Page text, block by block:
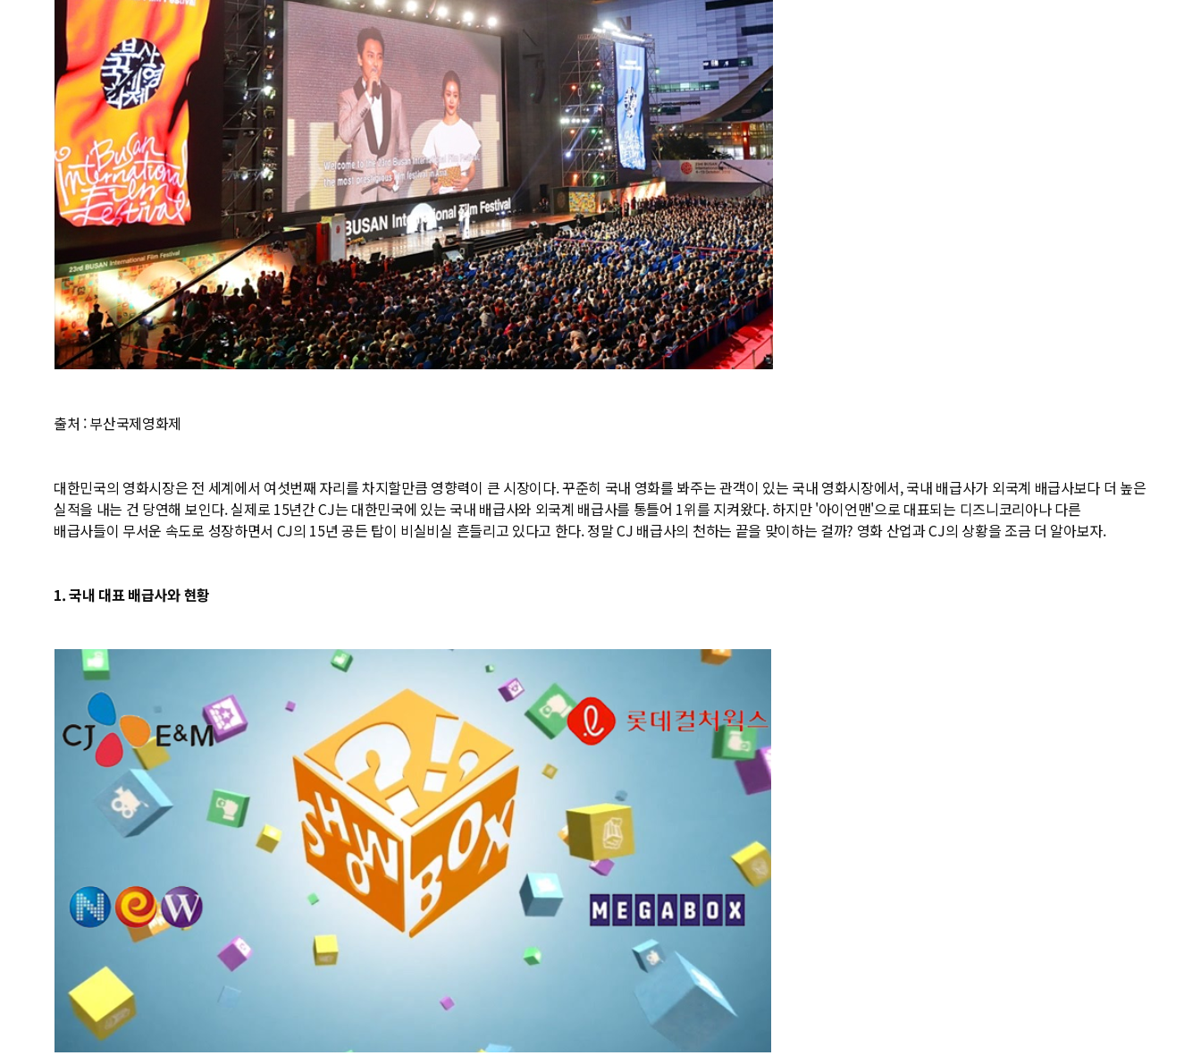
출처 : 부산국제영화제
대한민국의 영화시장은 전 세계에서 여섯번째 자리를 차지할만큼 영향력이 큰 시장이다. 꾸준히 국내 영화를 봐주는 관객이 있는 국내 영화시장에서, 국내 배급사가 외국계 배급사보다 더 높은
실적을 내는 건 당연해 보인다. 실제로 15년간 CJ는 대한민국에 있는 국내 배급사와 외국계 배급사를 통틀어 1위를 지켜왔다. 하지만 '아이언맨'으로 대표되는 디즈니코리아나 다른
배급사들이 무서운 속도로 성장하면서 CJ의 15년 공든 탑이 비실비실 흔들리고 있다고 한다. 정말 CJ 배급사의 천하는 끝을 맞이하는 걸까? 영화 산업과 CJ의 상황을 조금 더 알아보자.
1. 국내 대표 배급사와 현황